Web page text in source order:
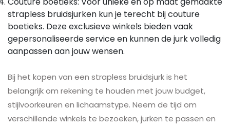
strapless bruidsjurken kun je terecht bij couture
boetieks. Deze exclusieve winkels bieden vaak
gepersonaliseerde service en kunnen de jurk volledig
aanpassen aan jouw wensen.
Bij het kopen van een strapless bruidsjurk is het
belangrijk om rekening te houden met jouw budget,
stijlvoorkeuren en lichaamstype. Neem de tijd om
verschillende winkels te bezoeken, jurken te passen en